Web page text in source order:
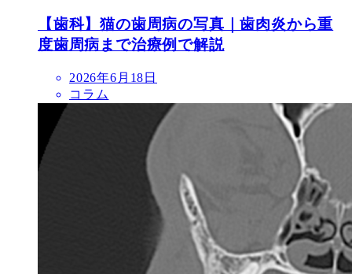
【歯科】猫の歯周病の写真｜歯肉炎から重
度歯周病まで治療例で解説
投
稿
2026年6月18日
コラム